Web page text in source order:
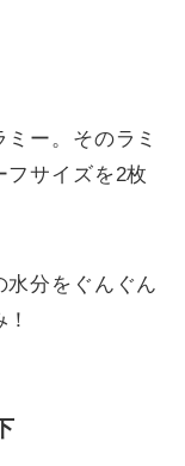
ー。そのラミ
フサイズを2枚
水分をぐんぐん